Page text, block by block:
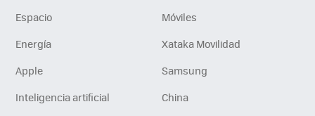
Espacio
Móviles
Energía
Xataka Movilidad
Apple
Samsung
Inteligencia artificial
China